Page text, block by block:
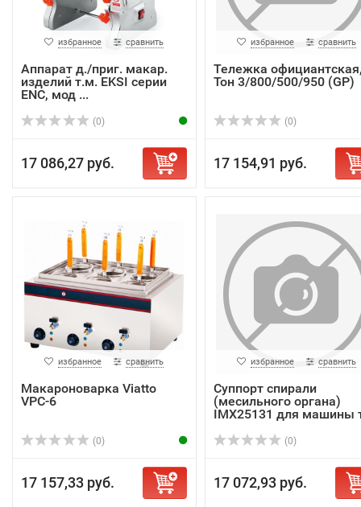
избранное сравнить
Аппарат д./приг. макар.
изделий т.м. EKSI серии
ENC, мод ...
(0)
17 086,27 руб.
избранное сравнить
Тележка
Тон 3/800/500/950 (GP)
(0)
17 154,91 руб.
избранное сравнить
Макароноварка Viatto
VPC-6
(0)
17 157,33 руб.
избранное сравнить
Суппорт спирали
(месильного органа)
IMX25131 для машины
(0)
17 072,93 руб.